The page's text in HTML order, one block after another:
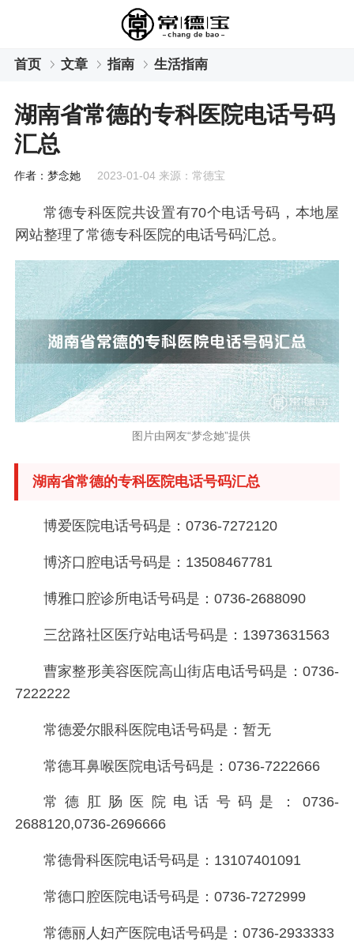
首页 文章 指南 生活指南
湖南省常德的专科医院电话号码
汇总
作者：梦念她 2023-01-04 来源：常德宝
常德专科医院共设置有70个电话号码，本地屋
网站整理了常德专科医院的电话号码汇总。
图片由网友“梦念她”提供
湖南省常德的专科医院电话号码汇总
博爱医院电话号码是： 0736-7272120
博济口腔电话号码是： 13508467781
博雅口腔诊所电话号码是： 0736-2688090
三岔路社区医疗站电话号码是： 13973631563
曹家整形美容医院高山街店电话号码是： 0736-
7222222
常德爱尔眼科医院电话号码是： 暂无
常德耳鼻喉医院电话号码是： 0736-7222666
常德肛肠医院电话号码是： 0736-
2688120,0736-2696666
常德骨科医院电话号码是： 13107401091
常德口腔医院电话号码是： 0736-7272999
常德丽人妇产医院电话号码是： 0736-2933333